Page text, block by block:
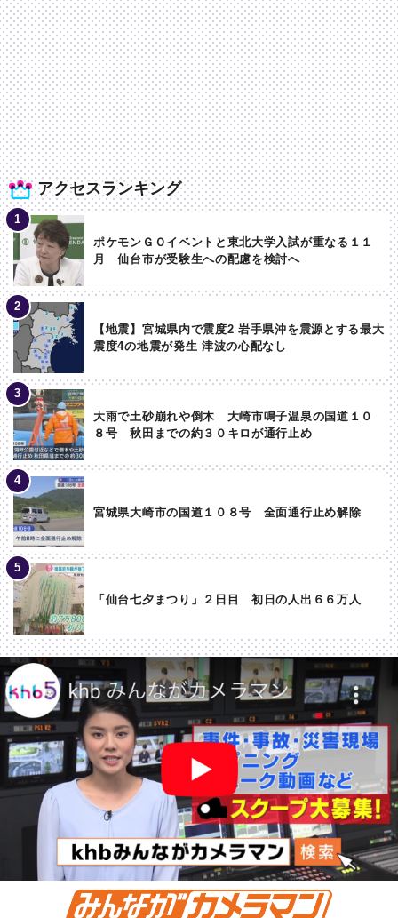
アクセスランキング
ポケモンＧＯイベントと東北大学入試が重なる１１
月 仙台市が受験生への配慮を検討へ
【地震】宮城県内で震度2 岩手県沖を震源とする最大
震度4の地震が発生 津波の心配なし
大雨で土砂崩れや倒木 大崎市鳴子温泉の国道１０
８号 秋田までの約３０キロが通行止め
宮城県大崎市の国道１０８号 全面通行止め解除
「仙台七夕まつり」２日目 初日の人出６６万人